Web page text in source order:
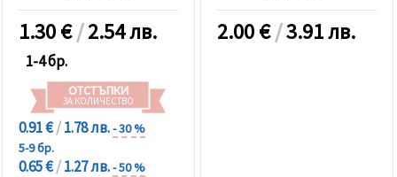
1.30€/2.54 лв.
1-4 бр.
ОТСТЪПКИ
ЗА КОЛИЧЕСТВО
0.91 €/1.78 лв.- 30 %
5-9 бр.
0.65 €/1.27 лв.- 50 %
2.00€/3.91 лв.